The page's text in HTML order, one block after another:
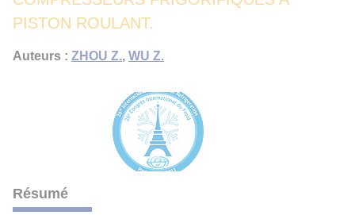
PISTON ROULANT.
Auteurs : ZHOU Z., WU Z.
Résumé